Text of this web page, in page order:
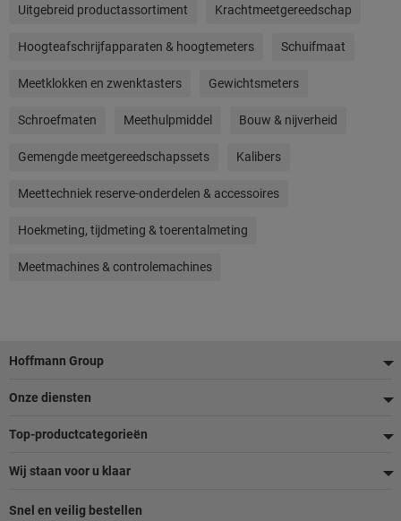
Uitgebreid productassortiment Krachtmeetgereedschap
Hoogteafschrijfapparaten & hoogtemeters Schuifmaat
Meetklokken en zwenktasters Gewichtsmeters
Schroefmaten Meethulpmiddel Bouw & nijverheid
Gemengde meetgereedschapssets Kalibers
Meettechniek reserve-onderdelen & accessoires
Hoekmeting, tijdmeting & toerentalmeting
Meetmachines & controlemachines
Voettekst
Hoffmann Group
Onze diensten
Top-productcategorieën
Wij staan voor u klaar
Snel en veilig bestellen